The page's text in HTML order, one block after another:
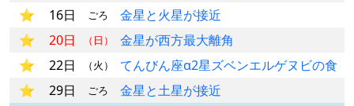
16日
ごろ
金星と火星が接近
20日
（日）
金星が西方最大離角
22日
（火）
てんびん座α2星ズベンエルゲヌビの食
29日
ごろ
金星と土星が接近